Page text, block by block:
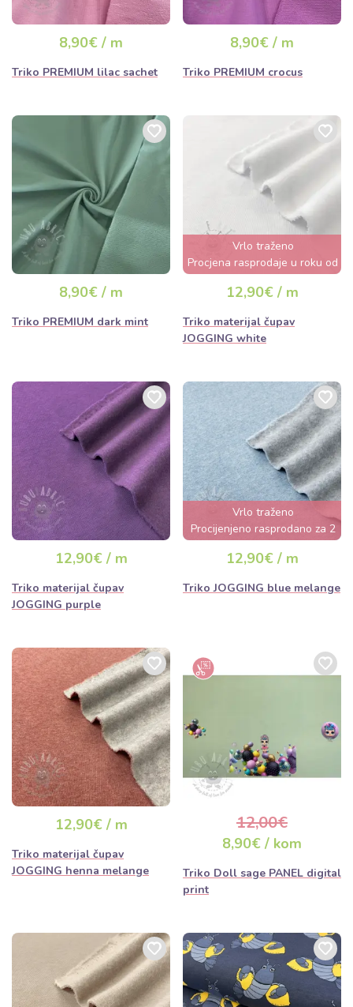
8,90€ / m
Triko PREMIUM lilac sachet
8,90€ / m
Triko PREMIUM crocus
8,90€ / m
Triko PREMIUM dark mint
Vrlo traženo
Procjena rasprodaje u roku od
nekoliko sati
12,90€ / m
Triko materijal čupav
JOGGING white
12,90€ / m
Triko materijal čupav
JOGGING purple
Vrlo traženo
Procijenjeno rasprodano za 2
dana
12,90€ / m
Triko JOGGING blue melange
12,90€ / m
Triko materijal čupav
JOGGING henna melange
12,00€
8,90€ / kom
Triko Doll sage PANEL digital
print